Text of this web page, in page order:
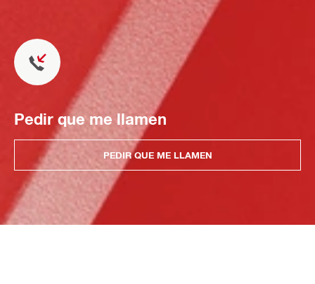
Pedir que me llamen
PEDIR QUE ME LLAMEN